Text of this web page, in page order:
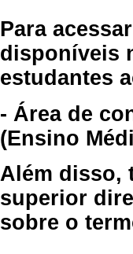
Para
disponíveis
estudantes
- Área de
(Ensino
Além disso,
superior
sobre o